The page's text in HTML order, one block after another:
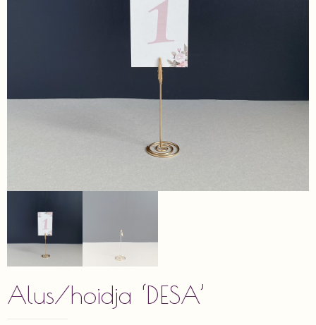
Alus/hoidja ‘DESA’